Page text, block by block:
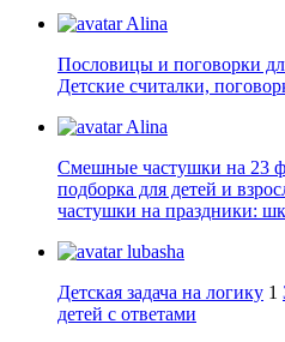
Alina
Пословицы и поговорки
Детские считалки,
Alina
Смешные частушки на 23
подборка для детей и
частушки на праздники:
lubasha
Детская задача на логику 1
детей с ответами